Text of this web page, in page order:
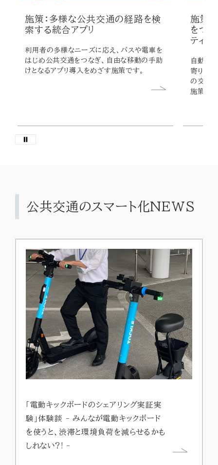
施策：多様な公共交通の経路を検
索する統合アプリ
利用者の多様なニーズに応え、バスや電車を
はじめ公共交通をつなぎ、自由な移動の手助
けとなるアプリ導入をめざす施策です。
施策：
をつ
ティ
自動走
寄りの
の交通
施策で
公共交通のスマート化NEWS
「電動キックボードのシェアリング実証実
験」体験談 - みんなが電動キックボード
を使うと、渋滞と環境負荷を減らせるかも
しれない?! -